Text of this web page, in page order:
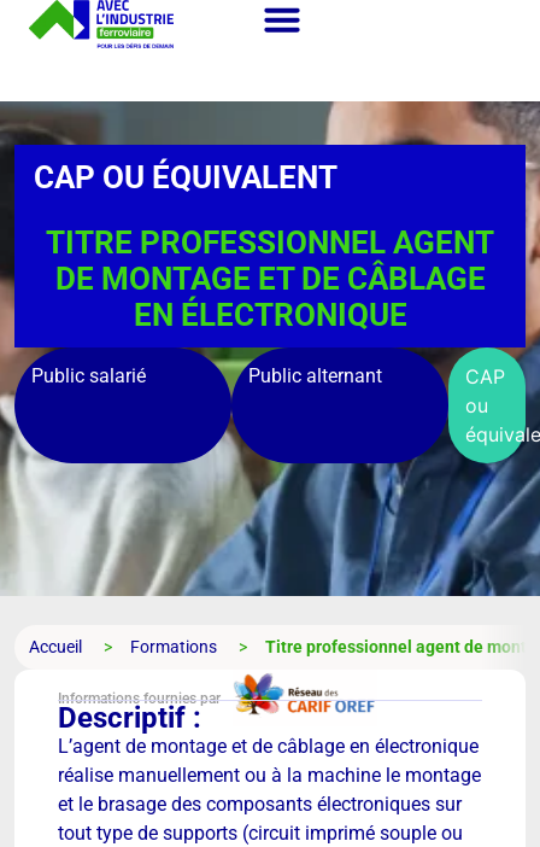
CAP OU ÉQUIVALENT
TITRE PROFESSIONNEL AGENT
DE MONTAGE ET DE CÂBLAGE
EN ÉLECTRONIQUE
Public salarié Public alternant
CAP
ou
Accueil Formations Titre professionnel agent de
Informations fournies par
Descriptif :
L’agent de montage et de câblage en électronique
réalise manuellement ou à la machine le montage
et le brasage des composants électroniques sur
tout type de supports (circuit imprimé souple ou